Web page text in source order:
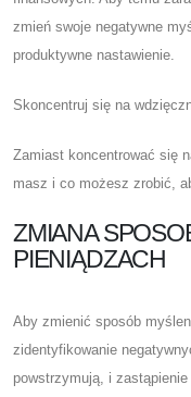
zmień swoje negatywne
produktywne nastawienie.
Skoncentruj się na
Zamiast koncentrować się
masz i co możesz zrobić,
ZMIANA
PIENIĄDZACH
Aby zmienić sposób
zidentyfikowanie
powstrzymują, i